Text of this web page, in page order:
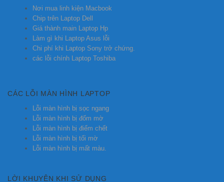
Nơi mua linh kiện Macbook
Chip trên Laptop Dell
Giá thành main Laptop Hp
Làm gì khi Laptop Asus lỗi
Chi phí khi Laptop Sony trở chứng.
các lỗi chính Laptop Toshiba
CÁC LỖI MÀN HÌNH LAPTOP
Lỗi màn hình bị sọc ngang
Lỗi màn hình bị đốm mờ
Lỗi màn hình bị điểm chết
Lỗi màn hình bị tối mờ
Lỗi màn hình bị mất màu.
LỜI KHUYÊN KHI SỬ DỤNG